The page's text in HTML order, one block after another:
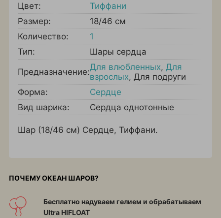
Цвет:
Тиффани
Размер:
18/46 см
Количество:
1
Тип:
Шары сердца
Предназначение:Для влюбленных, Для
взрослых, Для подруги
Форма:
Сердце
Вид шарика:
Сердца однотонные
Шар (18/46 см) Сердце, Тиффани.
ПОЧЕМУ ОКЕАН ШАРОВ?
Бесплатно надуваем гелием и обрабатываем
Ultra HIFLOAT